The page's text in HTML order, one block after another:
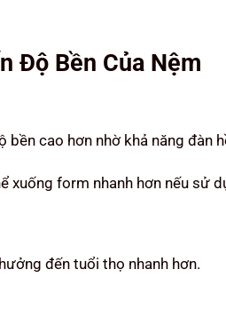
Độ Bền Của Nệm
bền cao hơn nhờ khả năng đàn
form nhanh hơn nếu sử
đến tuổi thọ nhanh hơn.